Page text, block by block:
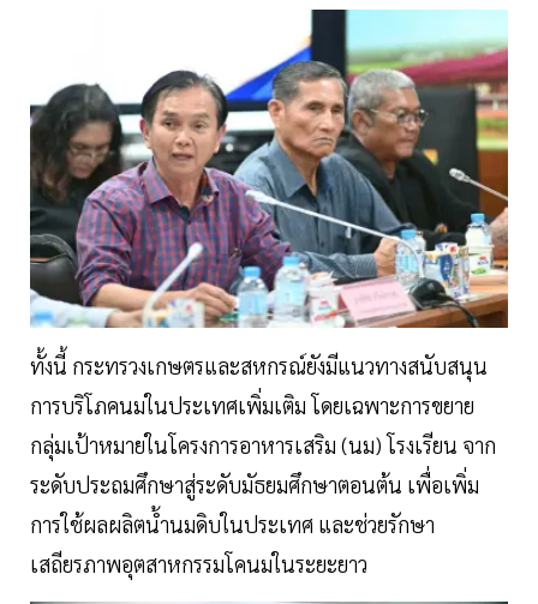
ทั้งนี้ กระทรวงเกษตรและสหกรณ์ยังมีแนวทางสนับสนุน
การบริโภคนมในประเทศเพิ่มเติม โดยเฉพาะการขยาย
กลุ่มเป้าหมายในโครงการอาหารเสริม (นม) โรงเรียน จาก
ระดับประถมศึกษาสู่ระดับมัธยมศึกษาตอนต้น เพื่อเพิ่ม
การใช้ผลผลิตน้ำนมดิบในประเทศ และช่วยรักษา
เสถียรภาพอุตสาหกรรมโคนมในระยะยาว